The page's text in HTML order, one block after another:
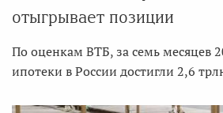
отыгрывает позиции
По оценкам ВТБ, за семь месяцев
ипотеки в России достигли 2,6